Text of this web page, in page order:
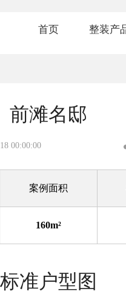
首页 整装产
前滩名邸
00:00:00
案例面积
160m²
标准户型图